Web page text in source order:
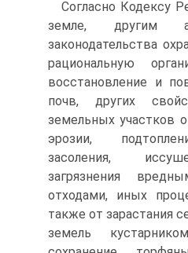
Согласно Кодексу
земле, другим
законодательства
рациональную
восстановление и
почв, других
земельных участков
эрозии,
засоления,
загрязнения
отходами, иных
также от зарастания
земель